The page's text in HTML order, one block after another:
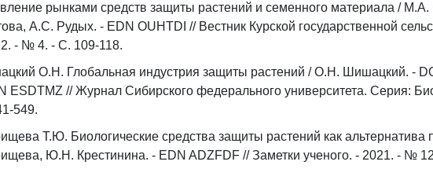
рынками средств защиты растений и семенного материала /
А.С. Рудых. - EDN OUHTDI // Вестник Курской государственной
- № 4. - С. 109-118.
О.Н. Глобальная индустрия защиты растений / О.Н. Шишацкий. -
ESDTMZ // Журнал Сибирского федерального университета. Серия:
549.
Т.Ю. Биологические средства защиты растений как альтернатива
Ю.Н. Крестинина. - EDN ADZFDF // Заметки ученого. - 2021. - №